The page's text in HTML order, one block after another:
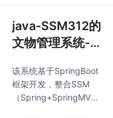
色协同管理、数据可视
化分析及移动端适配，
提升物业服务效率与住
住户管理：支持住户信
息录入、权限分配、投
诉建议处理，集成人脸
java-SSM312的
文物管理系统-s
该系统基于SpringBoot
框架开发，整合SSM
（Spring+SpringMVC